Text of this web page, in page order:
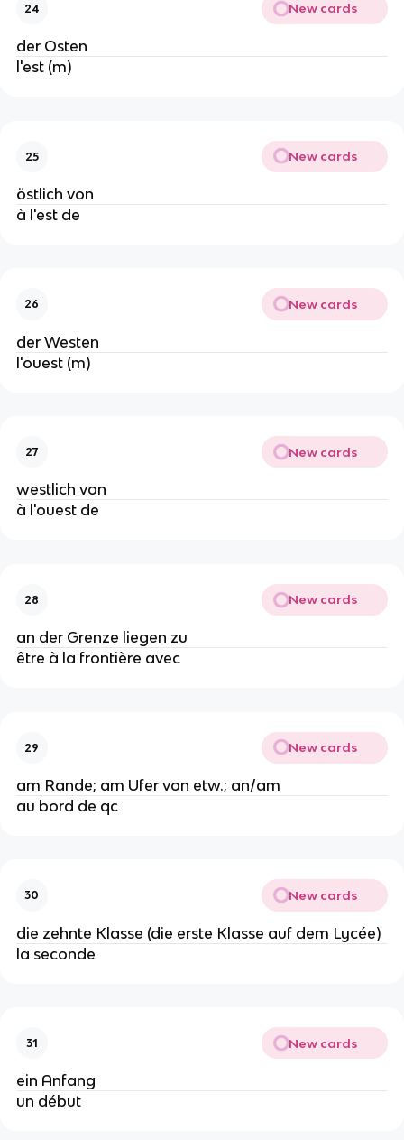
24 New cards
der Osten
l'est (m)
25 New cards
östlich von
à l'est de
26 New cards
der Westen
l'ouest (m)
27 New cards
westlich von
à l'ouest de
28 New cards
an der Grenze liegen zu
être à la frontière avec
29 New cards
am Rande; am Ufer von etw.; an/am
au bord de qc
30 New cards
die zehnte Klasse (die erste Klasse auf dem Lycée)
la seconde
31 New cards
ein Anfang
un début